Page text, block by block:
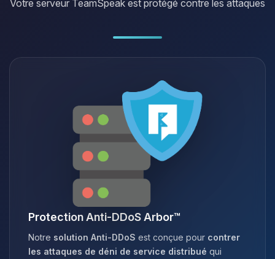
Votre serveur TeamSpeak est protégé contre les attaques
Protection Anti-DDoS Arbor™
Notre solution Anti-DDoS est conçue pour contrer
les attaques de déni de service distribué qui